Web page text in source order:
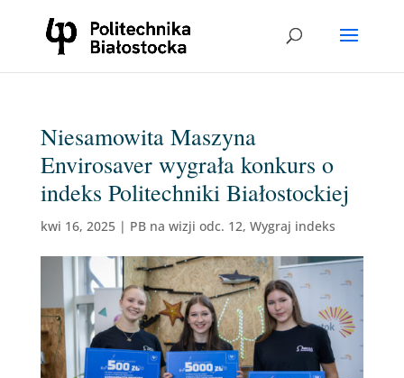
Niesamowita Maszyna
Envirosaver wygrała konkurs o
indeks Politechniki Białostockiej
kwi 16, 2025| PB na wizji odc. 12, Wygraj indeks